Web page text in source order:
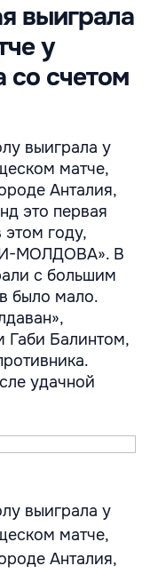
выиграла
у
со счетом
выиграла у
матче,
Анталия,
это первая
этом году,
МОЛДОВА». В
с большим
было мало.
Габи Балинтом,
удачной
выиграла у
матче,
Анталия,